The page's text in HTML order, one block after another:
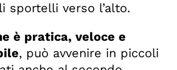
sportelli verso l’alto.
è pratica, veloce e
, può avvenire in piccoli